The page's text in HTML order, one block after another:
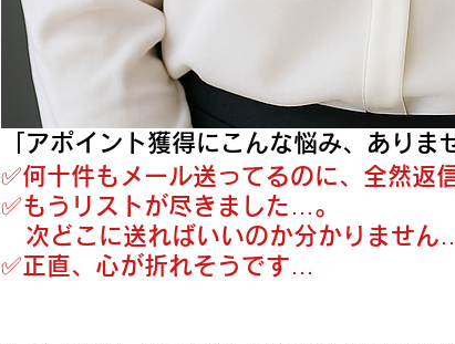
「アポイント獲得にこんな悩み、ありま
✅️何十件もメール送ってるのに、全然返
✅️もうリストが尽きました…。
次どこに送ればいいのか分かりません…
✅️正直、心が折れそうです…